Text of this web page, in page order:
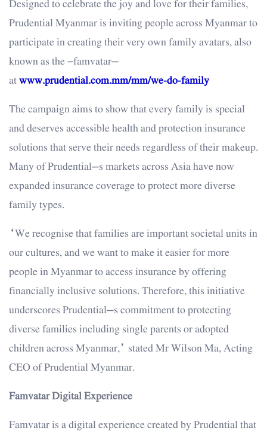
Designed to celebrate the joy and love for their families,
Prudential Myanmar is inviting people across Myanmar to
participate in creating their very own family avatars, also
known as the ‘famvatar’
atwww.prudential.com.mm/mm/we-do-family
The campaign aims to show that every family is special
and deserves accessible health and protection insurance
solutions that serve their needs regardless of their makeup.
Many of Prudential’s markets across Asia have now
expanded insurance coverage to protect more diverse
family types.
“We recognise that families are important societal units in
our cultures, and we want to make it easier for more
people in Myanmar to access insurance by offering
financially inclusive solutions. Therefore, this initiative
underscores Prudential’s commitment to protecting
diverse families including single parents or adopted
children across Myanmar,” stated Mr Wilson Ma, Acting
CEO of Prudential Myanmar.
Famvatar Digital Experience
Famvatar is a digital experience created by Prudential that